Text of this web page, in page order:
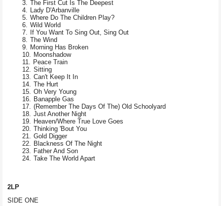
The First Cut Is The Deepest
Lady D'Arbanville
Where Do The Children Play?
Wild World
If You Want To Sing Out, Sing Out
The Wind
Morning Has Broken
Moonshadow
Peace Train
Sitting
Can't Keep It In
The Hurt
Oh Very Young
Banapple Gas
(Remember The Days Of The) Old Schoolyard
Just Another Night
Heaven/Where True Love Goes
Thinking 'Bout You
Gold Digger
Blackness Of The Night
Father And Son
Take The World Apart
2LP
SIDE ONE